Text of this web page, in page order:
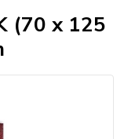
(70 x 125